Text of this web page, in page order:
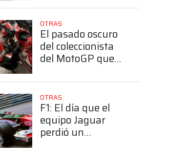
en el Dakar:
“Demostró la garra
argentina”
OTRAS
El pasado oscuro
del coleccionista
del MotoGP que
OTRAS
F1: El día que el
equipo Jaguar
perdió un